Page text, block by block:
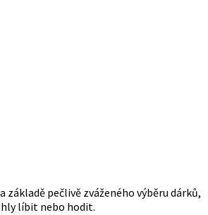
základě pečlivě zváženého výběru dárků,
líbit nebo hodit.